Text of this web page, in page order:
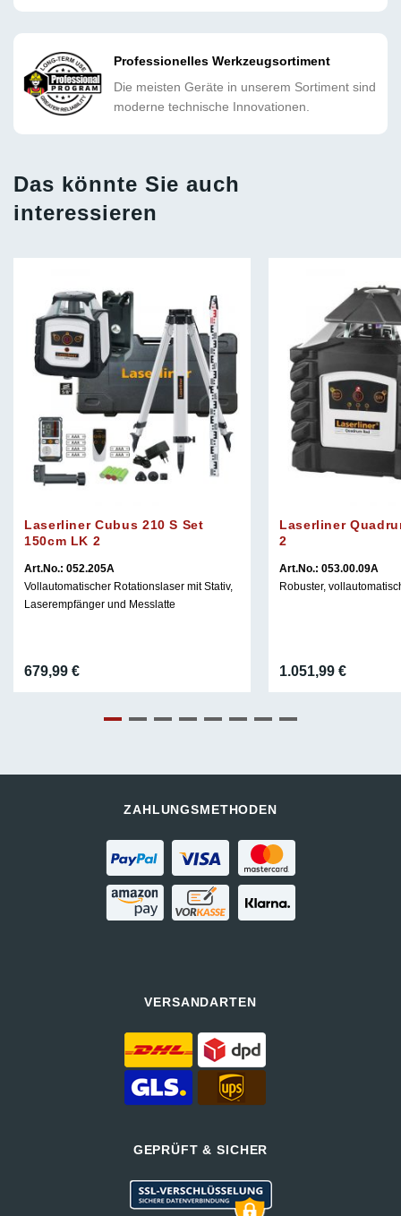
Professionelles Werkzeugsortiment
Die meisten Geräte in unserem Sortiment sind
moderne technische Innovationen.
Das könnte Sie auch
interessieren
Laserliner Cubus 210 S Set
150cm LK 2
Art.No.: 052.205A
Vollautomatischer Rotationslaser mit Stativ,
Laserempfänger und Messlatte
679,99 €
Laserliner
2
Art.No.: 053.00.09A
Robuster,
1.051,99 €
ZAHLUNGSMETHODEN
VERSANDARTEN
GEPRÜFT & SICHER